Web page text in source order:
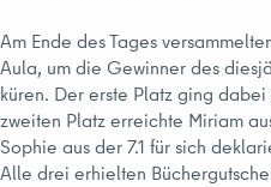
Am Ende des Tages
Aula, um die Gewinner des
küren. Der erste Platz ging
zweiten Platz erreichte Miriam
Sophie aus der 7.1 für sich
Alle drei erhielten